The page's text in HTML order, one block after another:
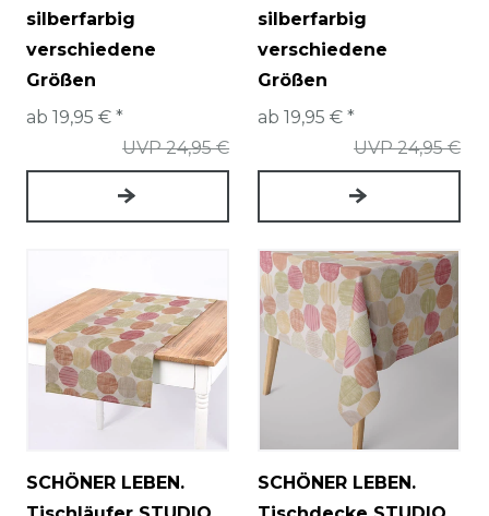
silberfarbig
verschiedene
Größen
UVP 24,95 €
ab 19,95 € *
silberfarbig
verschiedene
Größen
UVP 24,95 €
ab 19,95 € *
SCHÖNER LEBEN.
SCHÖNER LEBEN.